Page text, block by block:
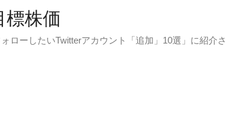
標株価
ローしたいTwitterアカウント「追加」10選」に紹介